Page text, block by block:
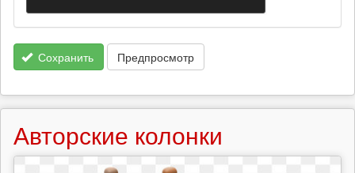
Сохранить Предпросмотр
Авторские колонки